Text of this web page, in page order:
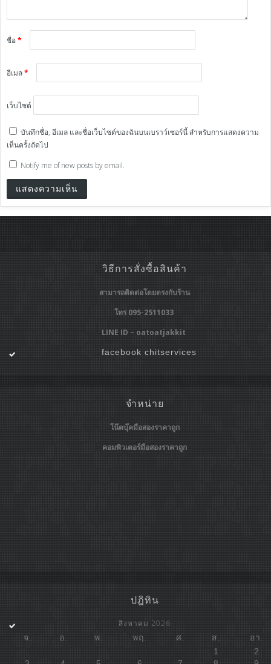
ชื่อ*
อีเมล*
เว็บไซต์
บันทึกชื่อ, อีเมล และชื่อเว็บไซต์ของฉันบนเบราว์เซอร์นี้ สำหรับการแสดงความ
เห็นครั้งถัดไป
Notify me of new posts by email.
วิธีการสั่งซื้อสินค้า
สามารถติดต่อโดยตรงกับร้าน
โทร 095-2511033
LINE ID – oatoatjakkit
facebook chitservices
จำหน่าย
โน๊ตบุ๊คมือสองราคาถูก
คอมพิวเตอร์มือสองราคาถูก
ปฎิทิน
สิงหาคม 2026
จ. อ. พ. พฤ. ศ. ส.
อา.
1
2